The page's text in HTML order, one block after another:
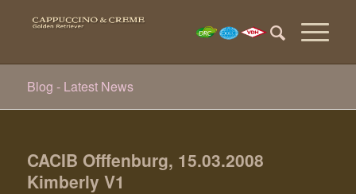
Blog - Latest News
CACIB Offfenburg, 15.03.2008
Kimberly V1